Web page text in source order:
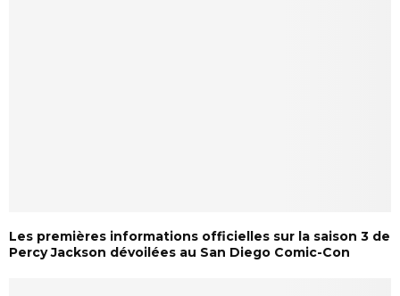
Les premières informations officielles sur la saison 3 de
Percy Jackson dévoilées au San Diego Comic-Con